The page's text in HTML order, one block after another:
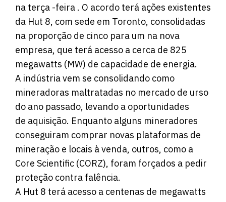
na terça -feira . O acordo terá ações existentes
da Hut 8, com sede em Toronto, consolidadas
na proporção de cinco para um na nova
empresa, que terá acesso a cerca de 825
megawatts (MW) de capacidade de energia.
A indústria vem se consolidando como
mineradoras maltratadas no mercado de urso
do ano passado, levando a oportunidades
de aquisição. Enquanto alguns mineradores
conseguiram comprar novas plataformas de
mineração e locais à venda, outros, como a
Core Scientific (CORZ), foram forçados a pedir
proteção contra falência.
A Hut 8 terá acesso a centenas de megawatts